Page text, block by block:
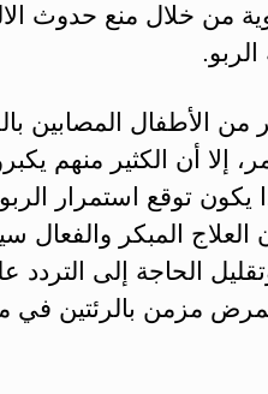
من خلال منع حدوث
من الأطفال المصابين
إلا أن الكثير منهم
يكون توقع استمرار
العلاج المبكر
الحاجة إلى
مزمن بالرئتين في